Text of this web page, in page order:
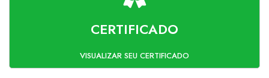
CERTIFICADO
VISUALIZAR SEU CERTIFICADO